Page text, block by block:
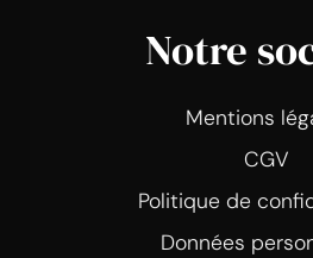
Notre
Mentions
CGV
Politique de
Données